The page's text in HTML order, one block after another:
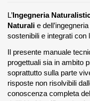
L’Ingegneria
Naturali e
sostenibili e integrati con
Il presente manuale
progettuali sia in ambito
soprattutto sulla parte
risposte non risolvibili
conoscenza completa